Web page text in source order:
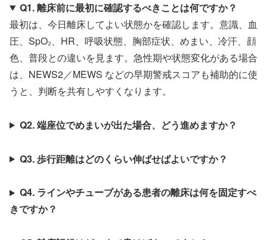
Q1. 離床前に最初に確認するべきことは何ですか？
最初は、今日離床してよい状態かを確認します。意識、血
圧、SpO₂、HR、呼吸状態、胸部症状、めまい、冷汗、顔
色、普段との違いを見ます。急性期や状態変化がある場合
は、NEWS2／MEWS などの早期警戒スコアも補助的に使
うと、判断を共有しやすくなります。
Q2. 端座位でめまいが出た場合、どう進めますか？
Q3. 歩行距離はどのくらい伸ばせばよいですか？
Q4. ラインやチューブがある患者の離床は何を固定すべ
きですか？